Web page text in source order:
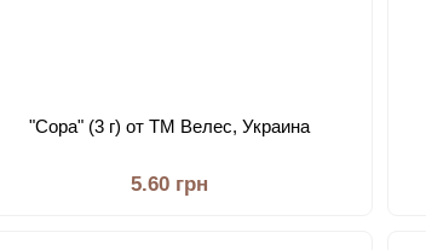
"Сора" (3 г) от ТМ Велес, Украина
5.60 грн